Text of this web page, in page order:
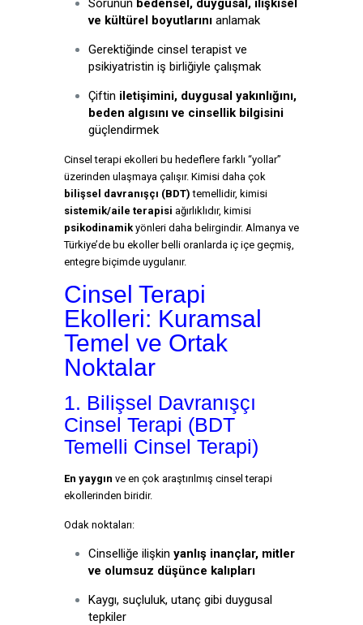
Sorunun bedensel, duygusal, ilişkisel
ve kültürel boyutlarını anlamak
Gerektiğinde cinsel terapist ve
psikiyatristin iş birliğiyle çalışmak
Çiftin iletişimini, duygusal yakınlığını,
beden algısını ve cinsellik bilgisini
güçlendirmek
Cinsel terapi ekolleri bu hedeflere farklı “yollar”
üzerinden ulaşmaya çalışır. Kimisi daha çok
bilişsel davranışçı (BDT) temellidir, kimisi
sistemik/aile terapisi ağırlıklıdır, kimisi
psikodinamikyönleri daha belirgindir. Almanya ve
Türkiye’de bu ekoller belli oranlarda iç içe geçmiş,
entegre biçimde uygulanır.
Cinsel Terapi
Ekolleri: Kuramsal
Temel ve Ortak
Noktalar
1. Bilişsel Davranışçı
Cinsel Terapi (BDT
Temelli Cinsel Terapi)
En yaygın ve en çok araştırılmış cinsel terapi
ekollerinden biridir.
Odak noktaları:
Cinselliğe ilişkin yanlış inançlar, mitler
ve olumsuz düşünce kalıpları
Kaygı, suçluluk, utanç gibi duygusal
tepkiler